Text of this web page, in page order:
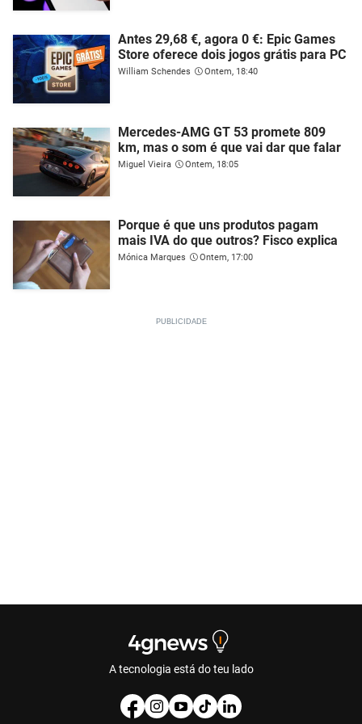
Antes 29,68 €, agora 0 €: Epic Games
Store oferece dois jogos grátis para PC
William Schendes Ontem, 18:40
Mercedes-AMG GT 53 promete 809
km, mas o som é que vai dar que falar
Miguel Vieira Ontem, 18:05
Porque é que uns produtos pagam
mais IVA do que outros? Fisco explica
Mónica Marques Ontem, 17:00
A tecnologia está do teu lado